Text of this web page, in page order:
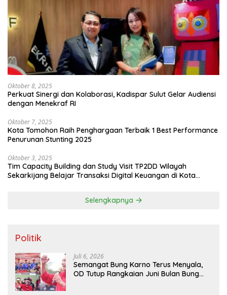
Oktober 8, 2025
Perkuat Sinergi dan Kolaborasi, Kadispar Sulut Gelar Audiensi
dengan Menekraf RI
Oktober 7, 2025
Kota Tomohon Raih Penghargaan Terbaik 1 Best Performance
Penurunan Stunting 2025
Oktober 3, 2025
Tim Capacity Building dan Study Visit TP2DD Wilayah
Sekarkijang Belajar Transaksi Digital Keuangan di Kota
Selengkapnya
Politik
Juli 6, 2026
Semangat Bung Karno Terus Menyala,
OD Tutup Rangkaian Juni Bulan Bung